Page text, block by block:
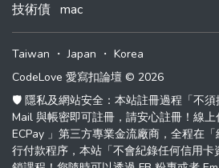
技術債 mac
Taiwan ・Japan ・ Korea
CodeLove 愛寫扣論壇 © 2026
🛡️ 隱私及網站安全：本站註冊過程「不
Mail 與帳密即可註冊，請安心註冊！線
ECPay 」第三方專業金流廠商，全程在
行付款程序，本站「不會紀錄任何信用